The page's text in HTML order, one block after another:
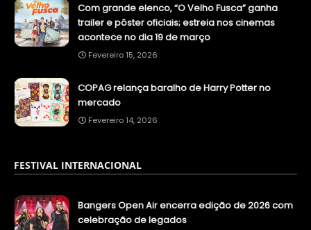
Com grande elenco, “O Velho Fusca” ganha
trailer e pôster oficiais; estreia nos cinemas
acontece no dia 19 de março
Fevereiro 15, 2026
COPAG relança baralho de Harry Potter no
mercado
Fevereiro 14, 2026
FESTIVAL INTERNACIONAL
Bangers Open Air encerra edição de 2026 com
celebração de legados